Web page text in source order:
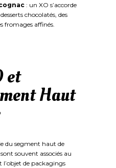
: un XO s’accorde
chocolatés, des
fromages affinés.
et
Haut
du segment haut de
souvent associés au
l’objet de packagings